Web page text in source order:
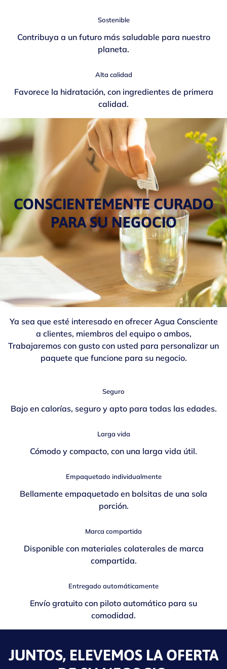
Sostenible
Contribuya a un futuro más saludable para nuestro
planeta.
Alta calidad
Favorece la hidratación, con ingredientes de primera
calidad.
CONSCIENTEMENTE CURADO
PARA SU NEGOCIO
Ya sea que esté interesado en ofrecer Agua Consciente
a clientes, miembros del equipo o ambos,
Trabajaremos con gusto con usted para personalizar un
paquete que funcione para su negocio.
Seguro
Bajo en calorías, seguro y apto para todas las edades.
Larga vida
Cómodo y compacto, con una larga vida útil.
Empaquetado individualmente
Bellamente empaquetado en bolsitas de una sola
porción.
Marca compartida
Disponible con materiales colaterales de marca
compartida.
Entregado automáticamente
Envío gratuito con piloto automático para su
comodidad.
JUNTOS, ELEVEMOS LA OFERTA